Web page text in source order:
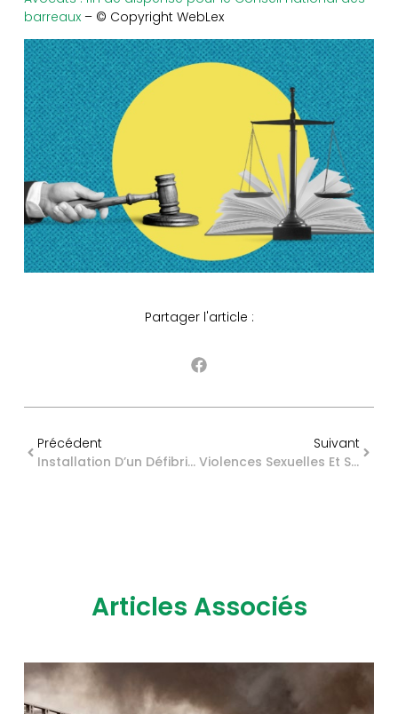
barreaux– © Copyright WebLex
Partager l'article :
Précédent
Installation D’un Défibrillateur : De Plus En Plus D’ERP Concernés
Suivant
Violences Sexuelles Et Sexistes Au Travail : Un Nouveau Kit De Prévention
Articles Associés